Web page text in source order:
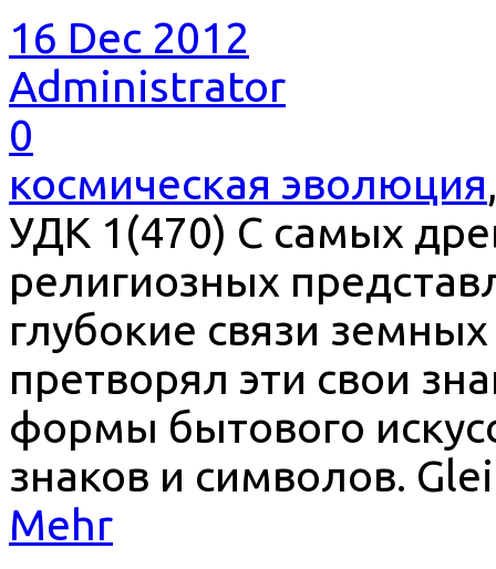
16 Dec 2012
Administrator
0
космическая эволюция
УДК 1(470) С самых
религиозных
глубокие связи
претворял эти свои
формы бытового
знаков и символов.
Mehr